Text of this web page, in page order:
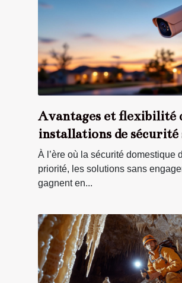
Avantages et flexibilité
installations de sécurité
engagement
À l’ère où la sécurité domestique
priorité, les solutions sans
gagnent en...